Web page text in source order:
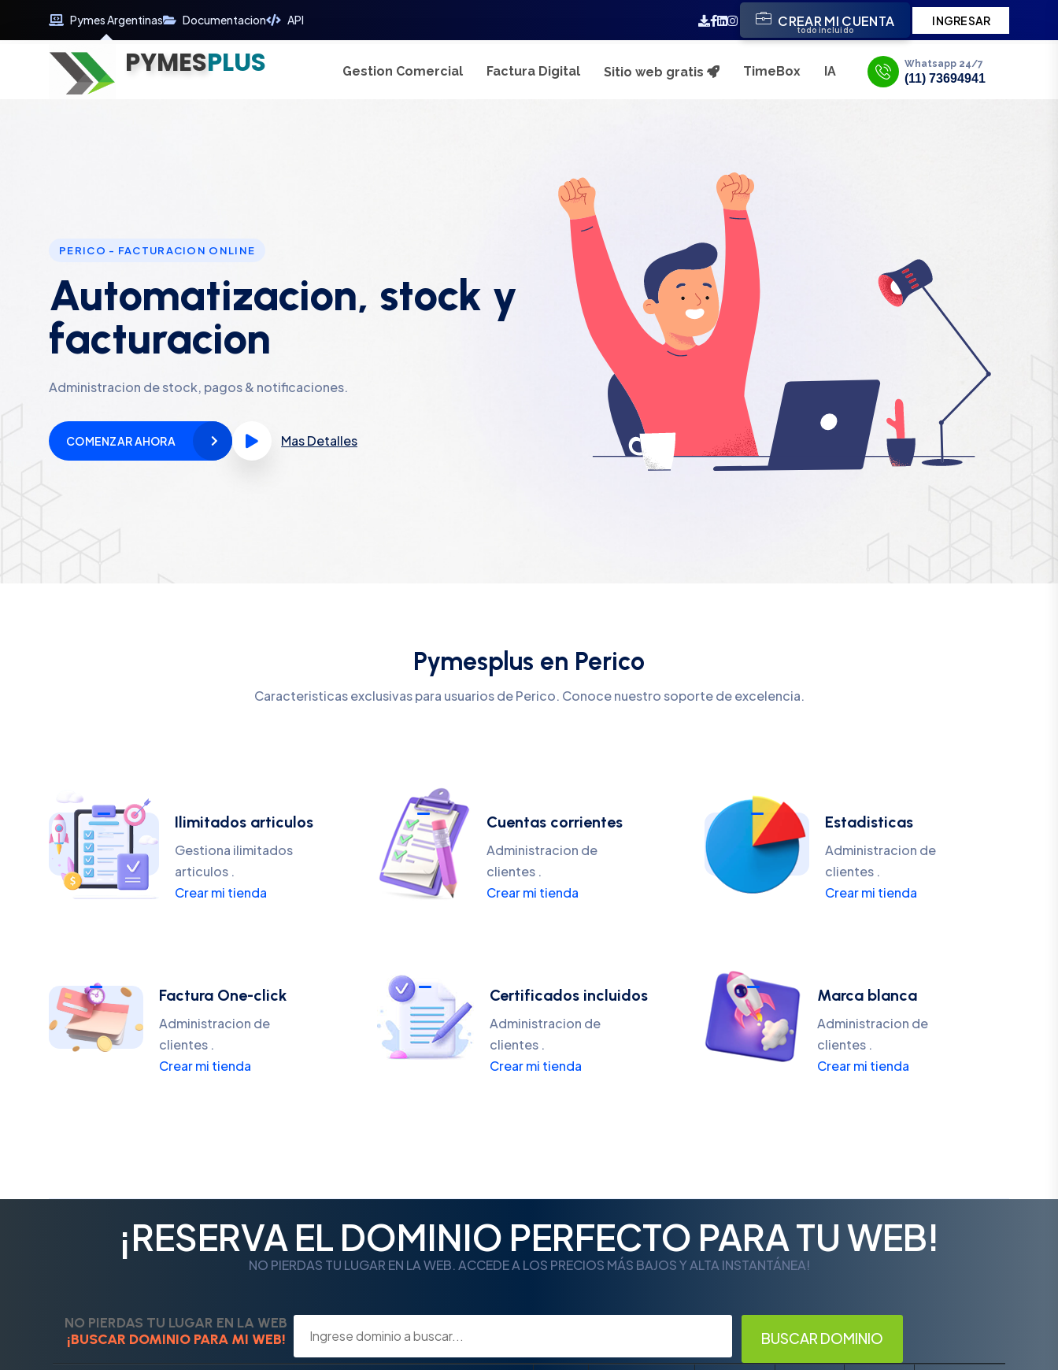
Pymes Argentinas Documentacion API CREAR MI CUENTA
todo incluido
INGRESAR
PYMESPLUS
Digitaliza tu éxito
Gestion Comercial Factura Digital Sitio web gratis TimeBox IA Whatsapp 24/7
(11) 73694941
PERICO - FACTURACION ONLINE
Automatizacion, stock y
facturacion
Administracion de stock, pagos & notificaciones.
COMENZAR AHORA Mas Detalles
Pymesplus en Perico
Caracteristicas exclusivas para usuarios de Perico. Conoce nuestro soporte de excelencia.
Ilimitados articulos
Gestiona ilimitados
articulos .
Crear mi tienda
Cuentas corrientes
Administracion de
clientes .
Crear mi tienda
Estadisticas
Administracion de
clientes .
Crear mi tienda
Factura One-click
Administracion de
clientes .
Crear mi tienda
Certificados incluidos
Administracion de
clientes .
Crear mi tienda
Marca blanca
Administracion de
clientes .
Crear mi tienda
¡RESERVA EL DOMINIO PERFECTO PARA TU WEB!
NO PIERDAS TU LUGAR EN LA WEB. ACCEDE A LOS PRECIOS MÁS BAJOS Y ALTA INSTANTÁNEA!
NO PIERDAS TU LUGAR EN LA WEB
¡BUSCAR DOMINIO PARA MI WEB!